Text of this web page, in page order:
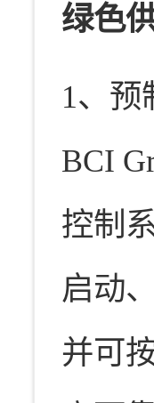
绿色
1、预
BCI
控制
启动
并可